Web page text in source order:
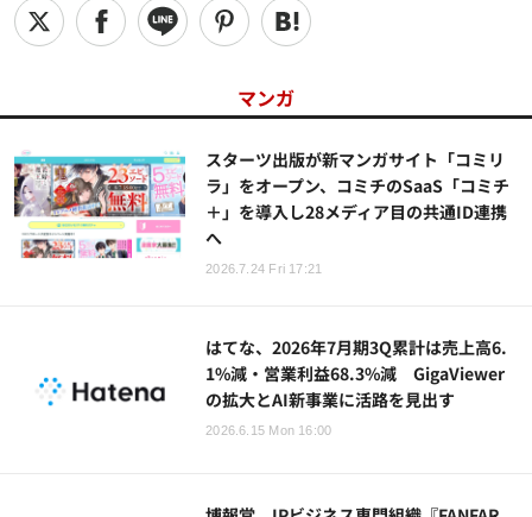
マンガ
スターツ出版が新マンガサイト「コミリ
ラ」をオープン、コミチのSaaS「コミチ
＋」を導入し28メディア目の共通ID連携
へ
2026.7.24 Fri 17:21
はてな、2026年7月期3Q累計は売上高6.
1%減・営業利益68.3%減 GigaViewer
の拡大とAI新事業に活路を見出す
2026.6.15 Mon 16:00